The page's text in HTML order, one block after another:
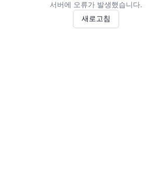
서버에 오류가 발생했습니다.
새로고침